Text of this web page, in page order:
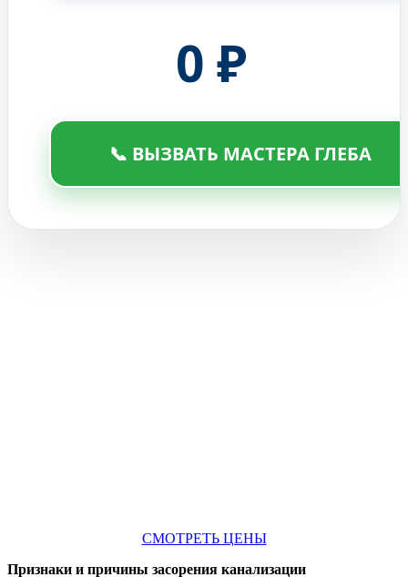
0 ₽
📞 ВЫЗВАТЬ МАСТЕРА ГЛЕБА
СМОТРЕТЬ ЦЕНЫ
Признаки и причины засорения канализации